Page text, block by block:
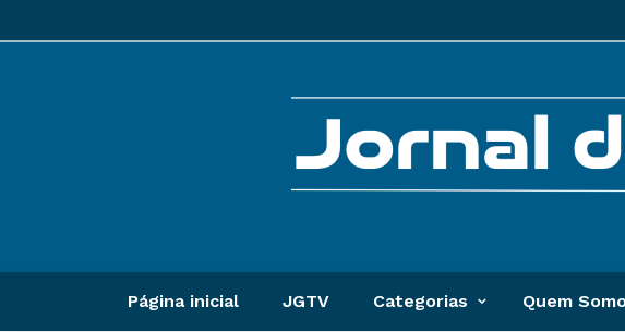
Página inicial JGTV Categorias Quem